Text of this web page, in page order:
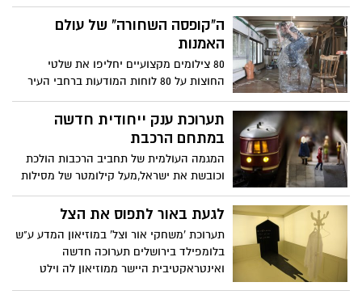
אחיות הדסה הר הצופים
ה"קופסה השחורה" של עולם
האמנות
80 צילומים מקצועיים יחליפו את שלטי
החוצות על 80 לוחות המודעות ברחבי העיר
למשך עשרה ימים במסגרת תערוכת צילום
אמנים מהשורה הראשונה של עולם האומנות
תערוכת ענק ייחודית חדשה
במתחם הרכבת
המגמה העולמית של תחביב הרכבות הולכת
וכובשת את ישראל,מעל קילומטר של מסילות
רכבת, נופים מרהיבים ואוטנטיים, רכבות
נדירות ומקוריות מתחילת דרכה של הרכבת
ותהיה פתוחה עד תאריך 30.9.2013
לגעת באור לתפוס את הצל
תערוכת 'משחקי אור וצל' במוזיאון המדע ע"ש
בלומפילד בירושלים תערוכה חדשה
ואינטראקטיבית היישר ממוזיאון לה וילט